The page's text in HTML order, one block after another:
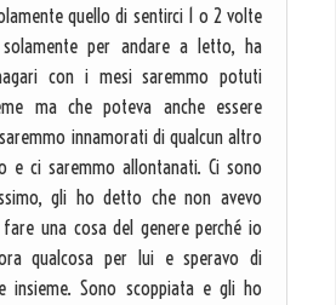
quello di sentirci 1 o 2 volte
per andare a letto, ha
con i mesi saremmo potuti
ma che poteva anche essere
innamorati di qualcun altro
e ci saremmo allontanati. Ci sono
gli ho detto che non avevo
una cosa del genere perché io
qualcosa per lui e speravo di
insieme. Sono scoppiata e gli ho